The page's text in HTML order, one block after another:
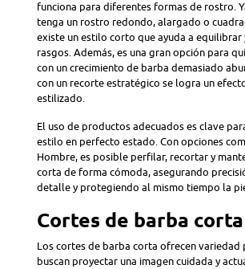
funciona para diferentes formas de rostro.
tenga un rostro redondo, alargado o
existe un estilo corto que ayuda a
rasgos. Además, es una gran opción para
con un crecimiento de barba demasiado
con un recorte estratégico se logra un
estilizado.
El uso de productos adecuados es clave
estilo en perfecto estado. Con opciones
Hombre, es posible perfilar, recortar y
corta de forma cómoda, asegurando
detalle y protegiendo al mismo tiempo la
Cortes de barba corta
Los cortes de barba corta ofrecen variedad
buscan proyectar una imagen cuidada y